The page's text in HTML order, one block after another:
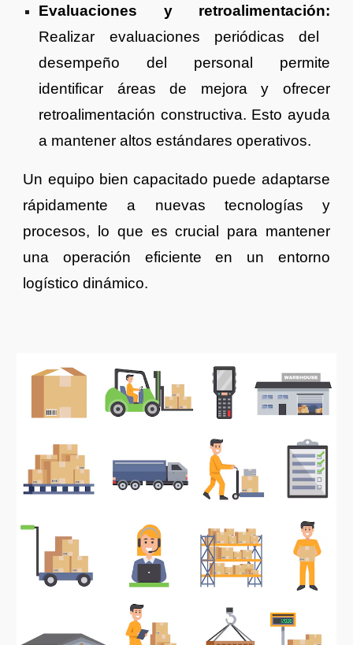
Evaluaciones y retroalimentación:
Realizar evaluaciones periódicas del
desempeño del personal permite
identificar áreas de mejora y ofrecer
retroalimentación constructiva. Esto ayuda
a mantener altos estándares operativos.
Un equipo bien capacitado puede adaptarse
rápidamente a nuevas tecnologías y
procesos, lo que es crucial para mantener
una operación eficiente en un entorno
logístico dinámico.